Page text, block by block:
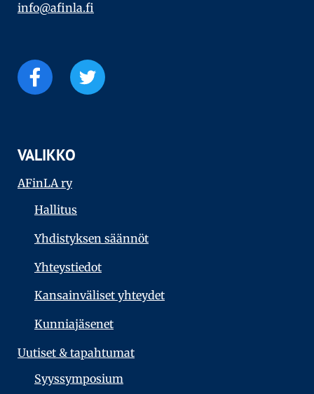
info@afinla.fi
VALIKKO
AFinLA ry
Hallitus
Yhdistyksen säännöt
Yhteystiedot
Kansainväliset yhteydet
Kunniajäsenet
Uutiset & tapahtumat
Syyssymposium